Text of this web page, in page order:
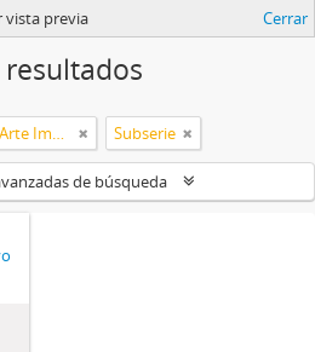
vista previa Cerrar
Colección de Publicaciones de Arte Impreso Subserie
de búsqueda